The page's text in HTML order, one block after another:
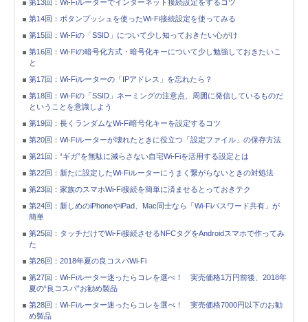
第13回：Wi-Fiルーターでインターネット接続設定をするコツ
第14回：ボタンプッシュを使ったWi-Fi接続設定を使ってみる
第15回：Wi-Fiの「SSID」について少し知っておきたい心がけ
第16回：Wi-Fiの暗号化方式・暗号化キーについて少し勉強しておきたいこ
と
第17回：Wi-Fiルーターの「IPアドレス」を忘れたら？
第18回：Wi-Fiの「SSID」ネーミングの注意点、周囲に発信しているものだ
ということを意識しよう
第19回：長くランダムなWi-Fi暗号化キーを設定するコツ
第20回：Wi-Fiルーターが壊れたときに役立つ「設定ファイル」の保存方法
第21回：“ギガ”を無駄に減らさない自宅Wi-Fiを活用する設定とは
第22回：新たに設定したWi-Fiルーターにうまく繋がらないときの対処法
第23回：家族のスマホWi-Fi接続を簡単に済ませるとっておきテク
第24回：新しめのiPhoneやiPad、Mac同士なら「Wi-Fiパスワード共有」が
簡単
第25回：タッチだけでWi-Fi接続させるNFCタグをAndroidスマホで作ってみ
た
第26回：2018年夏の良コスパWi-Fi
第27回：Wi-Fiルーター迷ったらコレを選べ！ 実売価格1万円前後、2018年
夏の“良コスパ”お勧め製品
第28回：Wi-Fiルーター迷ったらコレを選べ！ 実売価格7000円以下のお勧
め製品